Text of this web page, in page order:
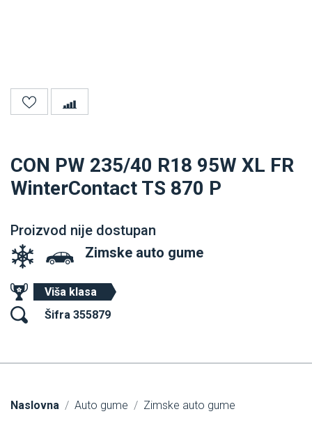
CON PW 235/40 R18 95W XL FR
WinterContact TS 870 P
Proizvod nije dostupan
Zimske auto gume
Viša klasa
Šifra 355879
Naslovna Auto gume Zimske auto gume